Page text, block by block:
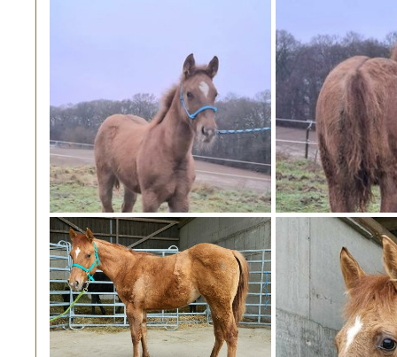
Remove Image for printing